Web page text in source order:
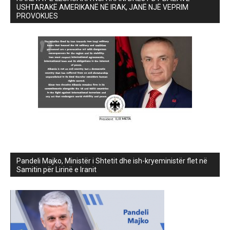
USHTARAKË AMERIKANË NË IRAK, JANË NJË VEPRIM
PROVOKUES
Pandeli Majko, Ministër i Shtetit dhe ish-kryeministër flet në
Samitin për Lirinë e Iranit